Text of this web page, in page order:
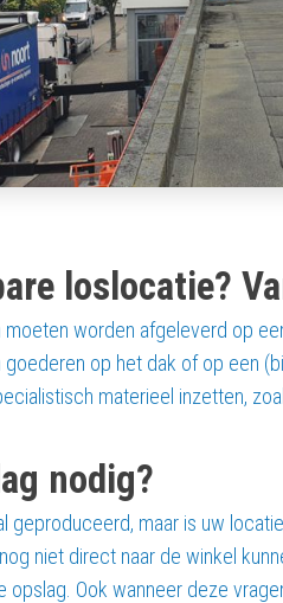
loslocatie?
worden afgeleverd op
goederen op het dak of op een
materieel inzetten,
nodig?
geproduceerd, maar is uw
niet direct naar de winkel
opslag. Ook wanneer deze